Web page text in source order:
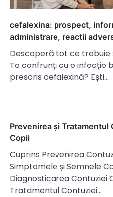
cefalexina: prospect,
administrare, reactii
Descoperă tot ce trebuie
Te confrunți cu o infecție
prescris cefalexină? Ești…
Prevenirea și Tratamentul
Copii
Cuprins Prevenirea
Simptomele și Semnele
Diagnosticarea Contuziei
Tratamentul Contuziei…